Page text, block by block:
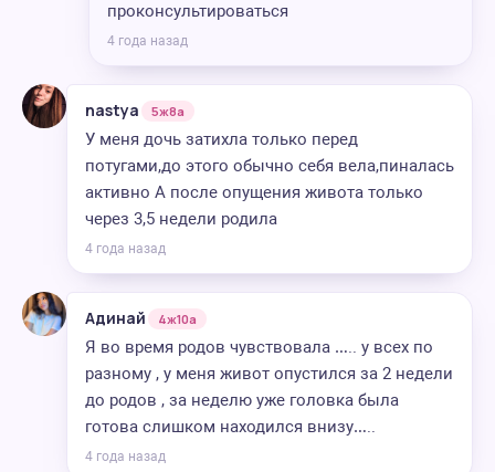
проконсультироваться
4 года назад
nastya 5ж8а
У меня дочь затихла только перед
потугами,до этого обычно себя вела,пиналась
активно А после опущения живота только
через 3,5 недели родила
4 года назад
Адинай 4ж10а
Я во время родов чувствовала ….. у всех по
разному , у меня живот опустился за 2 недели
до родов , за неделю уже головка была
готова слишком находился внизу…..
4 года назад